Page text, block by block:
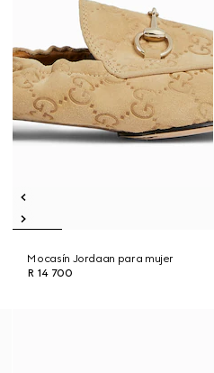
Mocasín Jordaan para mujer
R 14 700